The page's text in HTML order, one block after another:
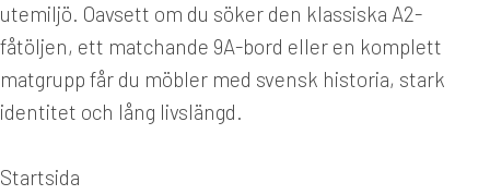
utemiljö. Oavsett om du söker den klassiska A2-
fåtöljen, ett matchande 9A-bord eller en komplett
matgrupp får du möbler med svensk historia, stark
identitet och lång livslängd.
Du är här:
Startsida